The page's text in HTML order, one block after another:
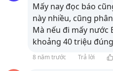
Mấy nay đọc báo
này nhiều, cũng
Mà nếu đi mấy nước
khoảng 40 triệu đúng
8 năm trước Trả lời